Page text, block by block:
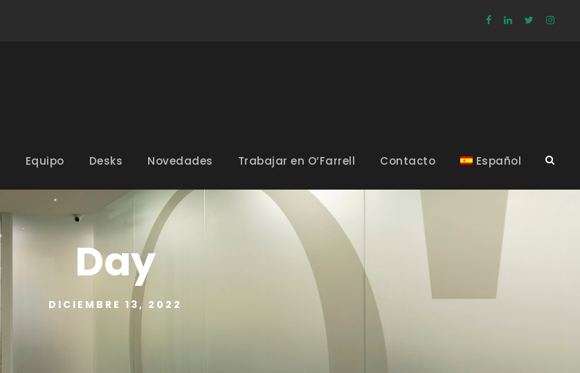
Equipo Desks Novedades Trabajar en O’Farrell Contacto Español
Day
DICIEMBRE 13, 2022